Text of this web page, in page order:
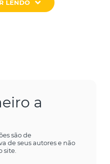
LENDO
a
são de
de seus autores e não
site.